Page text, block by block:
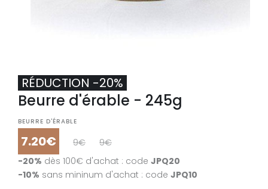
Beurre d'érable - 245g
BEURRE D'ÉRABLE
7.20€ 9€
9€
-20% dès 100€ d'achat : code JPQ20
-10% sans mininum d'achat : code JPQ10
RÉDUCTION -20%
Beurre d'érable - 2x245g
BEURRE D'ÉRABLE
13.60€ 17€
18€
RÉDUCTION -24%